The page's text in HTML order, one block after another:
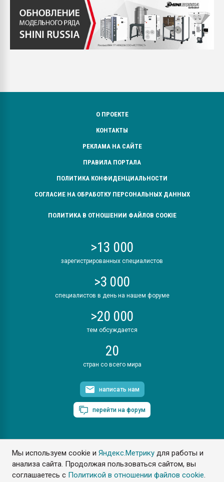
Мы используем cookie иЯндекс.Метрику для работы и
анализа сайта. Продолжая пользоваться сайтом, вы
соглашаетесь с Политикой в отношении файлов cookie.
О ПРОЕКТЕ
КОНТАКТЫ
РЕКЛАМА НА САЙТЕ
ПРАВИЛА ПОРТАЛА
ПОЛИТИКА КОНФИДЕНЦИАЛЬНОСТИ
СОГЛАСИЕ НА ОБРАБОТКУ ПЕРСОНАЛЬНЫХ ДАННЫХ
ПОЛИТИКА В ОТНОШЕНИИ ФАЙЛОВ COOKIE
>13 000
зарегистрированных специалистов
>3 000
специалистов в день на нашем форуме
>20 000
тем обсуждается
20
стран со всего мира
написать нам
перейти на форум
ПластЭксперт © 2006. Все права защищены
Разрешается копирование материалов сайта с обязательной
ссылкой на www.e-plastic.ru